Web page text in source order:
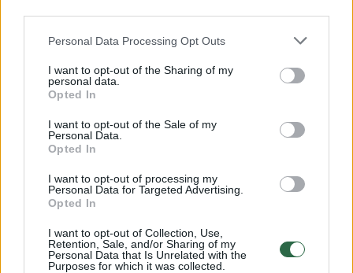
Personal Data Processing Opt Outs
I want to opt-out of the Sharing of my
personal data.
Opted In
I want to opt-out of the Sale of my
Personal Data.
Opted In
I want to opt-out of processing my
Personal Data for Targeted Advertising.
Opted In
I want to opt-out of Collection, Use,
Retention, Sale, and/or Sharing of my
Personal Data that Is Unrelated with the
Purposes for which it was collected.
00:00:57
Savaitės vidurys nusimato karštas: temperatūra kils iki
Žinios | Orai
00:00:59
Nufilmavo, kaip patvino Vilniaus Vakarinis aplinkkelis:
vaizdas pribloškia
Žinios | Lietuvos diena